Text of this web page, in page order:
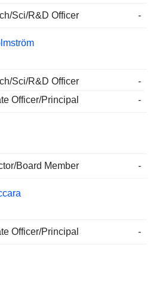
Sci/R&D Officer -
Sci/R&D Officer
-
Officer/Principal
-
Board Member -
Officer/Principal -